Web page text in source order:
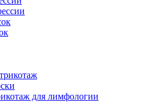
для лимфологии